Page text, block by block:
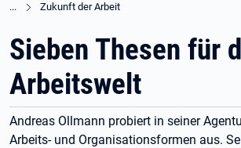
Zukunft der Arbeit
Sieben Thesen für
Arbeitswelt
Andreas Ollmann probiert in seiner
Arbeits- und Organisationsformen aus.